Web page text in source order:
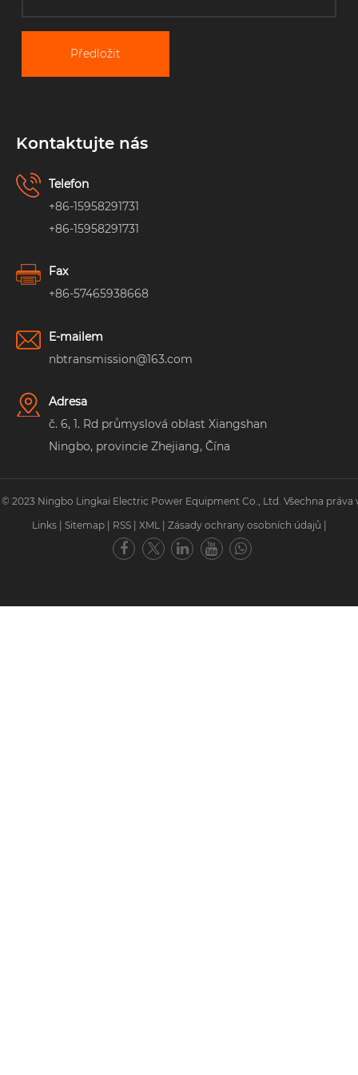
Předložit
Kontaktujte nás
Telefon
+86-15958291731
+86-15958291731
Fax
+86-57465938668
E-mailem
nbtransmission@163.com
Adresa
č. 6, 1. Rd průmyslová oblast Xiangshan
Ningbo, provincie Zhejiang, Čína
2023 Ningbo Lingkai Electric Power Equipment Co., Ltd. Všechna práva
Links
Sitemap RSS XML Zásady ochrany osobních údajů